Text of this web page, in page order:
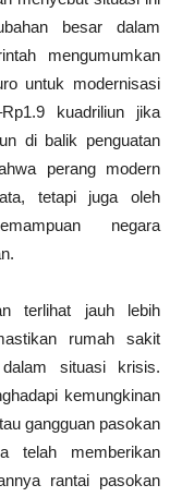
besar dalam
mengumumkan
untuk modernisasi
kuadriliun jika
di balik penguatan
perang modern
tetapi juga oleh
negara
terlihat jauh lebih
rumah sakit
situasi krisis.
kemungkinan
gangguan pasokan
telah memberikan
rantai pasokan